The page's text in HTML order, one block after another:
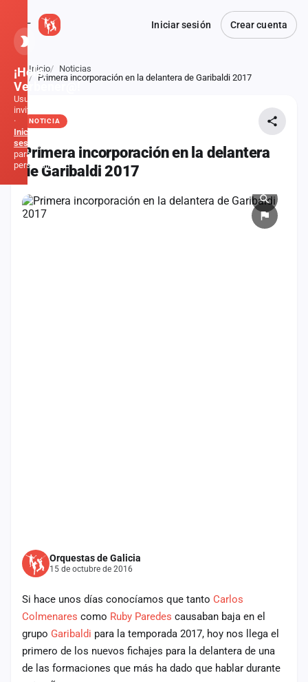
Iniciar sesión Crear cuenta
Atrás
Inicio
Noticias
Primera incorporación en la delantera de Garibaldi 2017
NOTICIA
Primera incorporación en la delantera
de Garibaldi 2017
Orquestas de Galicia
15 de octubre de 2016
Si hace unos días conocíamos que tanto Carlos
Colmenares como Ruby Paredes causaban baja en el
grupo Garibaldi para la temporada 2017, hoy nos llega el
primero de los nuevos fichajes para la delantera de una
de las formaciones que más ha dado que hablar durante
¡Hola,
Verbener@!
Usuario
invitado
·
Inicia
sesión
para
personalizar
Inicio
Iniciar
Crear
Administración